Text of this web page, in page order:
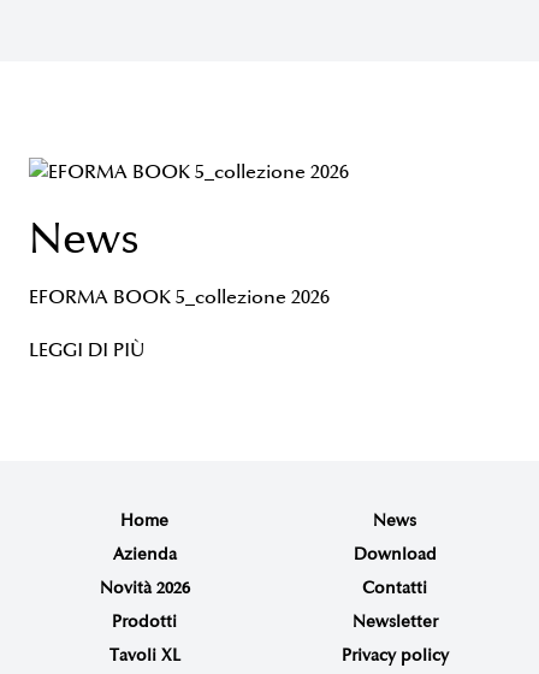
News
EFORMA BOOK 5_collezione 2026
LEGGI DI PIÙ
Home
Azienda
Novità 2026
Prodotti
Tavoli XL
News
Download
Contatti
Newsletter
Privacy policy